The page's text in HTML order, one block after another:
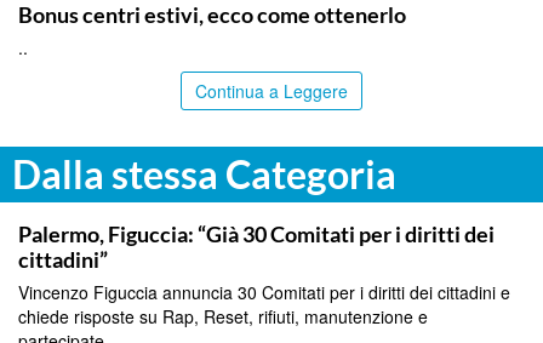
Bonus centri estivi, ecco come ottenerlo
..
Continua a Leggere
Dalla stessa Categoria
PALERMO
Palermo, Figuccia: “Già 30 Comitati per i diritti dei
cittadini”
Vincenzo Figuccia annuncia 30 Comitati per i diritti dei cittadini e
chiede risposte su Rap, Reset, rifiuti, manutenzione e